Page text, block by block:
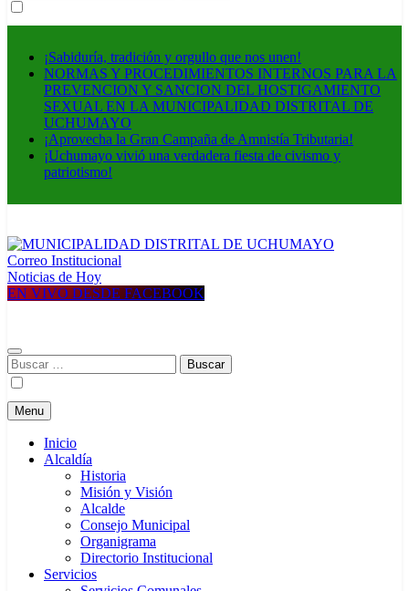
¡Sabiduría, tradición y orgullo que nos unen!
NORMAS Y PROCEDIMIENTOS INTERNOS PARA LA
PREVENCION Y SANCION DEL HOSTIGAMIENTO
SEXUAL EN LA MUNICIPALIDAD DISTRITAL DE
UCHUMAYO
¡Aprovecha la Gran Campaña de Amnistía Tributaria!
¡Uchumayo vivió una verdadera fiesta de civismo y
patriotismo!
MUNICIPALIDAD DISTRITAL DE UCHUMAYO
Construyendo una nueva Historia
Correo Institucional
Noticias de Hoy
EN VIVO DESDE FACEBOOK
Buscar:
Menu
Inicio
Alcaldía
Historia
Misión y Visión
Alcalde
Consejo Municipal
Organigrama
Directorio Institucional
Servicios